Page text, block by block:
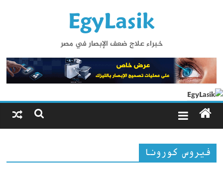
EgyLasik
خبراء علاج ضعف الإبصار في مصر
فيروس كورونا